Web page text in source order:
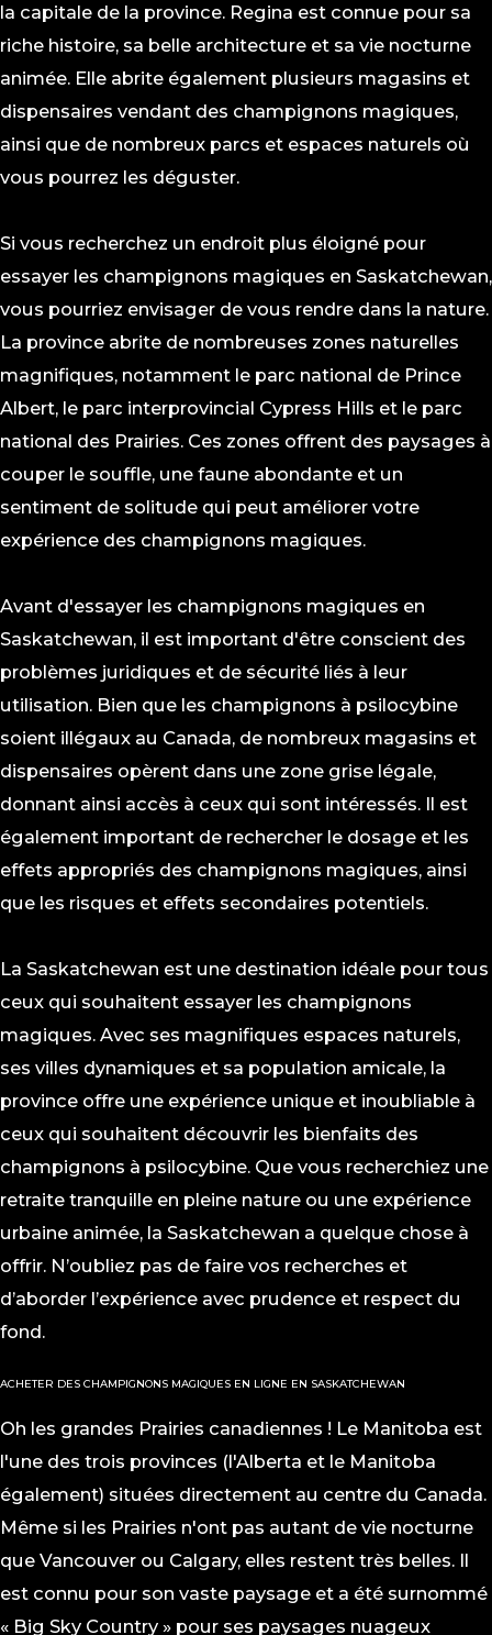
la capitale de la province. Regina est connue pour sa
riche histoire, sa belle architecture et sa vie nocturne
animée. Elle abrite également plusieurs magasins et
dispensaires vendant des champignons magiques,
ainsi que de nombreux parcs et espaces naturels où
vous pourrez les déguster.
Si vous recherchez un endroit plus éloigné pour
essayer les champignons magiques en Saskatchewan,
vous pourriez envisager de vous rendre dans la nature.
La province abrite de nombreuses zones naturelles
magnifiques, notamment le parc national de Prince
Albert, le parc interprovincial Cypress Hills et le parc
national des Prairies. Ces zones offrent des paysages à
couper le souffle, une faune abondante et un
sentiment de solitude qui peut améliorer votre
expérience des champignons magiques.
Avant d'essayer les champignons magiques en
Saskatchewan, il est important d'être conscient des
problèmes juridiques et de sécurité liés à leur
utilisation. Bien que les champignons à psilocybine
soient illégaux au Canada, de nombreux magasins et
dispensaires opèrent dans une zone grise légale,
donnant ainsi accès à ceux qui sont intéressés. Il est
également important de rechercher le dosage et les
effets appropriés des champignons magiques, ainsi
que les risques et effets secondaires potentiels.
La Saskatchewan est une destination idéale pour tous
ceux qui souhaitent essayer les champignons
magiques. Avec ses magnifiques espaces naturels,
ses villes dynamiques et sa population amicale, la
province offre une expérience unique et inoubliable à
ceux qui souhaitent découvrir les bienfaits des
champignons à psilocybine. Que vous recherchiez une
retraite tranquille en pleine nature ou une expérience
urbaine animée, la Saskatchewan a quelque chose à
offrir. N’oubliez pas de faire vos recherches et
d’aborder l’expérience avec prudence et respect du
fond.
ACHETER DES CHAMPIGNONS MAGIQUES EN LIGNE EN SASKATCHEWAN
Oh les grandes Prairies canadiennes ! Le Manitoba est
l'une des trois provinces (l'Alberta et le Manitoba
également) situées directement au centre du Canada.
Même si les Prairies n'ont pas autant de vie nocturne
que Vancouver ou Calgary, elles restent très belles. Il
est connu pour son vaste paysage et a été surnommé
« Big Sky Country » pour ses paysages nuageux